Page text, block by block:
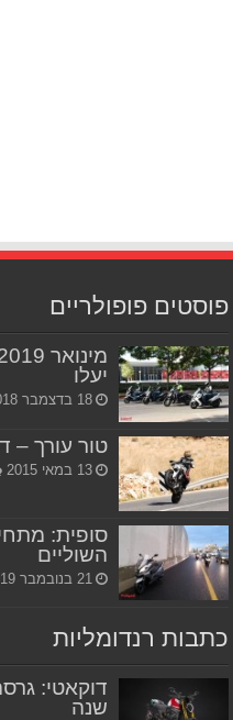
פוסטים פופולריים
יעלו
18 בדצמבר 2018
טור עורך –
13 במאי 2015
סופית:
השוליים
21 בנובמבר 2019
כתבות רנדומליות
שנה